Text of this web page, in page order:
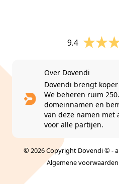
9.4
Over Dovendi
Dovendi brengt
We beheren ruim
domeinnamen en
van deze namen met
voor alle partijen.
© 2026 Copyright Dovendi © -
Algemene voorwaarden